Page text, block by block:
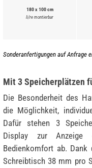
180 x 100 cm
li/re montierbar
Sonderanfertigungen auf Anfrage
Mit 3 Speicherplätzen
Die Besonderheit des
die Möglichkeit,
Dafür stehen 3
Display zur
Bedienkomfort ab.
Schreibtisch 38 mm pro